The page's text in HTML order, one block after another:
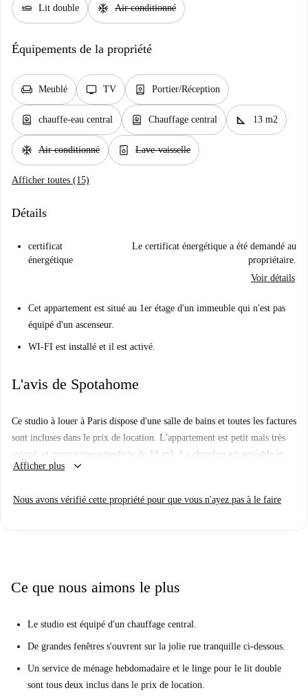
airline_seat_flat Lit double ac_unit Air conditionné
Équipements de la propriété
chair Meublé tv TV person_book Portier/Réception
water_heater chauffe-eau central water_heater Chauffage central square_foot 13 m2
ac_unit Air conditionné dishwasher_gen Lave-vaisselle
Afficher toutes (15)
Détails
certificat
énergétique
Le certificat énergétique a été demandé au
propriétaire.
Voir détails
Cet appartement est situé au 1er étage d'un immeuble qui n'est pas
équipé d'un ascenseur.
WI-FI est installé et il est activé.
L'avis de Spotahome
Ce studio à louer à Paris dispose d'une salle de bains et toutes les factures
sont incluses dans le prix de location. L'appartement est petit mais très
soigné, et couvre une superficie de 13 m2. La chambre est agréable et
lumineuse, elle est meublée avec un lit double, une télévision, un bureau
Afficher plus keyboard_arrow_down
Nous avons vérifié cette propriété pour que vous n'ayez pas à le faire
Ce que nous aimons le plus
Le studio est équipé d'un chauffage central.
De grandes fenêtres s'ouvrent sur la jolie rue tranquille ci-dessous.
Un service de ménage hebdomadaire et le linge pour le lit double
sont tous deux inclus dans le prix de location.